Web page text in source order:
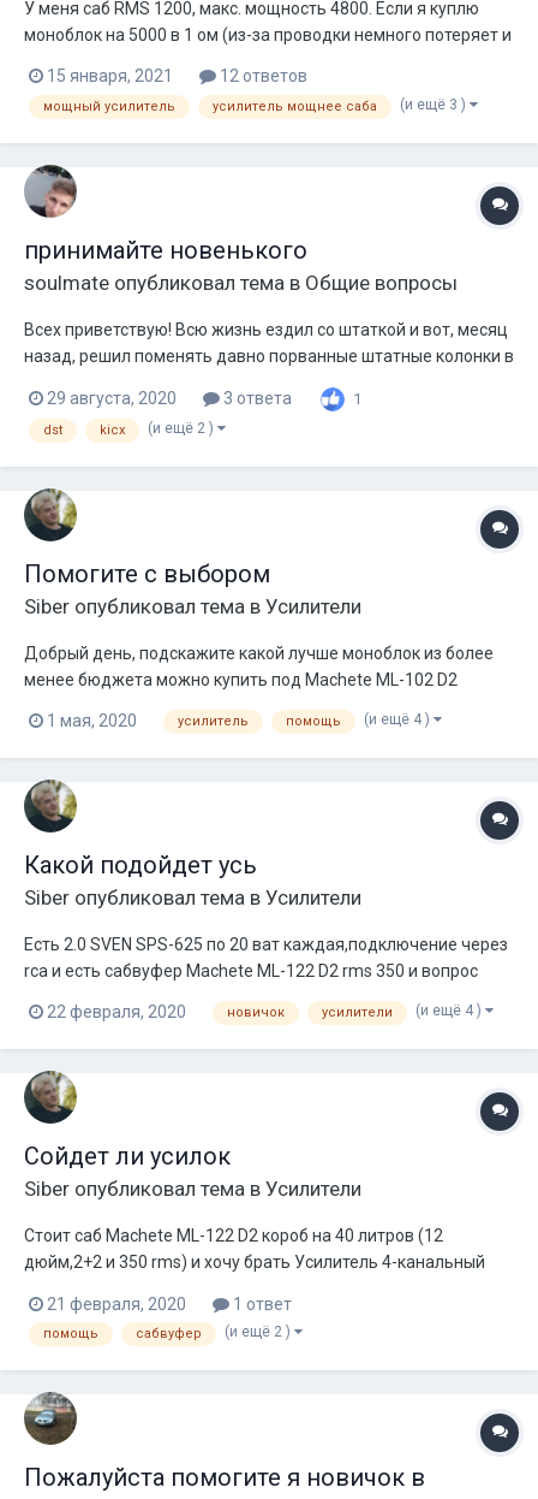
У меня саб RMS 1200, макс. мощность 4800. Если я куплю
моноблок на 5000 в 1 ом (из-за проводки немного потеряет и
есть желание купить усилитель с запасом мощности, то как
быть? Подключать в 2 ом, не валить? Опыта в автозвуке нет.
15 января, 2021 12 ответов
мощный усилитель усилитель мощнее саба (и ещё 3 )
принимайте новенького
soulmate опубликовал тема в Общие вопросы
Всех приветствую! Всю жизнь ездил со штаткой и вот, месяц
назад, решил поменять давно порванные штатные колонки в
(дешёвый процессор) DST psw 302 (1000 rms) swat revolution
1.1100 ACV 4.120 (фронт) короб на т...
29 августа, 2020 3 ответа 1
dst kicx (и ещё 2 )
Помогите с выбором
Siber опубликовал тема в Усилители
Добрый день, подскажите какой лучше моноблок из более
менее бюджета можно купить под Machete ML-102 D2
1 мая, 2020 усилитель помощь (и ещё 4 )
Какой подойдет усь
Siber опубликовал тема в Усилители
Есть 2.0 SVEN SPS-625 по 20 ват каждая,подключение через
rca и есть сабвуфер Machete ML-122 D2 rms 350 и вопрос
какой нужен усилок (саб хочу мостом в 4 ома) что бы все
запитать и играло на среднее,AVATAR ABR-460.4 и Ural
(Урал) BV 4.70 на рассмотрение, смогут раскачать
нормально и не будет переплаты
22 февраля, 2020 новичок усилители (и ещё 4 )
Сойдет ли усилок
Siber опубликовал тема в Усилители
Стоит саб Machete ML-122 D2 короб на 40 литров (12
дюйм,2+2 и 350 rms) и хочу брать Усилитель 4-канальный
rca,две колонки по 20 ват домашние И вопрос стоит
подойдет ли усилок и выдаст свою мощь
(https://globaltuning.com/catalog/avtozvuk/usili...
21 февраля, 2020 1 ответ
помощь сабвуфер (и ещё 2 )
Пожалуйста помогите я новичок в